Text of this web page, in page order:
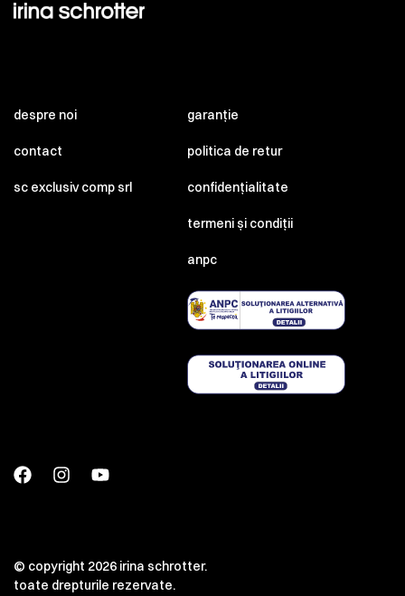
despre noi
contact
sc exclusiv comp srl
garanție
politica de retur
confidențialitate
termeni și condiții
anpc
© copyright 2026 irina schrotter.
toate drepturile rezervate.